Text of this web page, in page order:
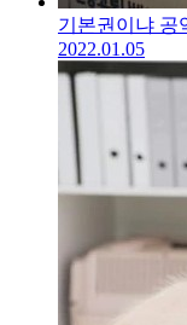
기본권이냐 공
2022.01.05